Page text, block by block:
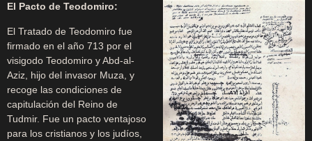
El Pacto de Teodomiro:
El Tratado de Teodomiro fue
firmado en el año 713 por el
visigodo Teodomiro y Abd-al-
Aziz, hijo del invasor Muza, y
recoge las condiciones de
capitulación del Reino de
Tudmir. Fue un pacto ventajoso
para los cristianos y los judíos,